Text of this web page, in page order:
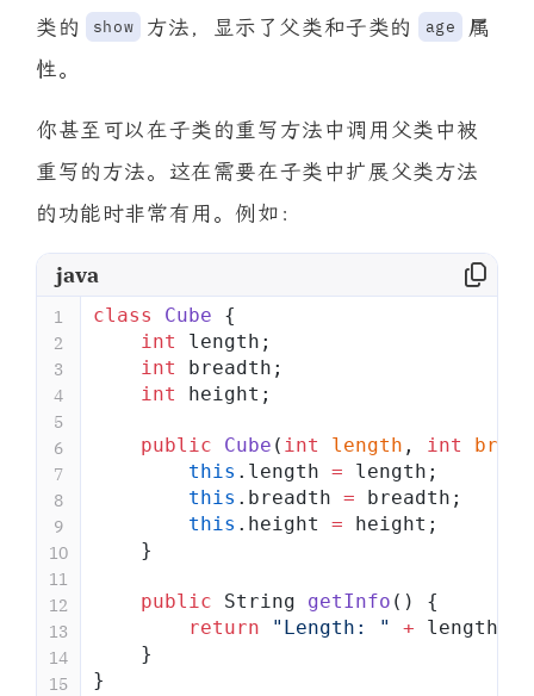
类的
show 方法，显示了父类和子类的 age
属
性。
你甚至可以在子类的重写方法中调用父类中被
重写的方法。这在需要在子类中扩展父类方法
的功能时非常有用。例如：
java
class Cube {
    int
length;
    int
breadth;
    int
height;
    public
Cube ( int length , int
        this
.length = length;
        this
.breadth = breadth;
        this
.height = height;
    }
    public
String getInfo () {
        return
"Length: " + length
    }
}
1
2
3
4
5
6
7
8
9
10
11
12
13
14
15